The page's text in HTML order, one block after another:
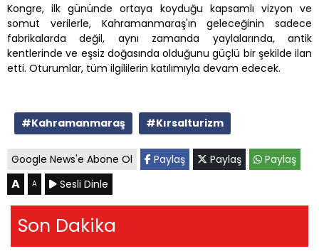
Kongre, ilk gününde ortaya koyduğu kapsamlı vizyon ve
somut verilerle, Kahramanmaraş'ın geleceğinin sadece
fabrikalarda değil, aynı zamanda yaylalarında, antik
kentlerinde ve eşsiz doğasında olduğunu güçlü bir şekilde ilan
etti. Oturumlar, tüm ilgililerin katılımıyla devam edecek.
#Kahramanmaraş #Kırsalturizm
Google News'e Abone Ol Paylaş Paylaş Paylaş
A A Sesli Dinle
Son Dakika